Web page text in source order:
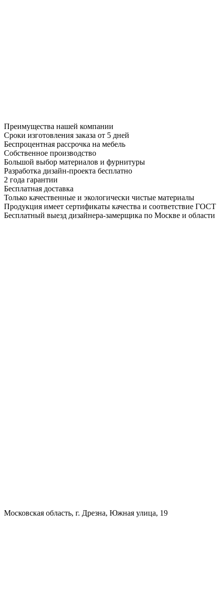
Преимущества нашей компании
Сроки изготовления заказа от 5 дней
Беспроцентная рассрочка на мебель
Собственное производство
Большой выбор материалов и фурнитуры
Разработка дизайн-проекта бесплатно
2 года гарантии
Бесплатная доставка
Только качественные и экологически чистые материалы
Продукция имеет сертификаты качества и соответствие ГОСТ
Бесплатный выезд дизайнера-замерщика по Москве и области
Московская область, г. Дрезна, Южная улица, 19